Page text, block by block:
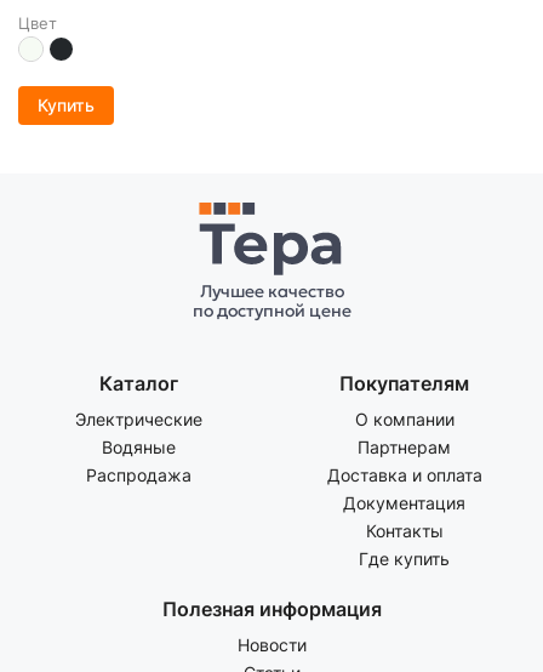
Цвет
Купить
Лучшее качество
по доступной цене
Каталог
Электрические
Водяные
Распродажа
Покупателям
О компании
Партнерам
Доставка и оплата
Документация
Контакты
Где купить
Полезная информация
Новости